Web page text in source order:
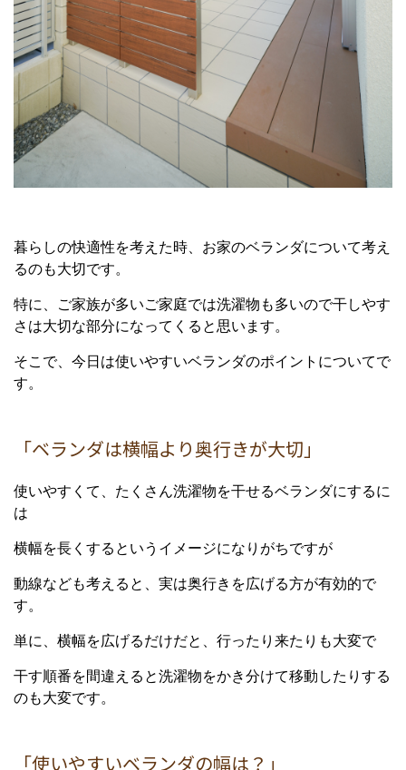
暮らしの快適性を考えた時、お家のベランダについて考え
るのも大切です。
特に、ご家族が多いご家庭では洗濯物も多いので干しやす
さは大切な部分になってくると思います。
そこで、今日は使いやすいベランダのポイントについてで
す。
「ベランダは横幅より奥行きが大切」
使いやすくて、たくさん洗濯物を干せるベランダにするに
は
横幅を長くするというイメージになりがちですが
動線なども考えると、実は奥行きを広げる方が有効的で
す。
単に、横幅を広げるだけだと、行ったり来たりも大変で
干す順番を間違えると洗濯物をかき分けて移動したりする
のも大変です。
「使いやすいベランダの幅は？」